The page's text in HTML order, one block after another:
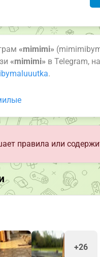
«mimimi»
«mimimi» в Telegram,
.
правила или
+26